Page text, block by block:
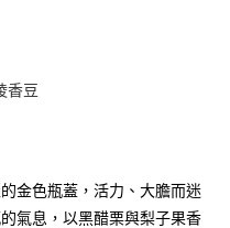
台北富邦商業銀行
遠東國際商業銀行
永豐商業銀行
香豆
金色瓶蓋，活力、大膽而迷
氣息，以黑醋栗與梨子果香